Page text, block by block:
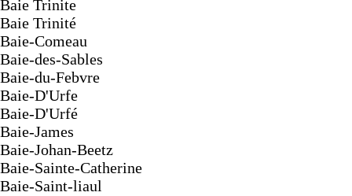
Baie Trinite
Baie Trinité
Baie-Comeau
Baie-des-Sables
Baie-du-Febvre
Baie-D'Urfe
Baie-D'Urfé
Baie-James
Baie-Johan-Beetz
Baie-Sainte-Catherine
Baie-Saint-liaul